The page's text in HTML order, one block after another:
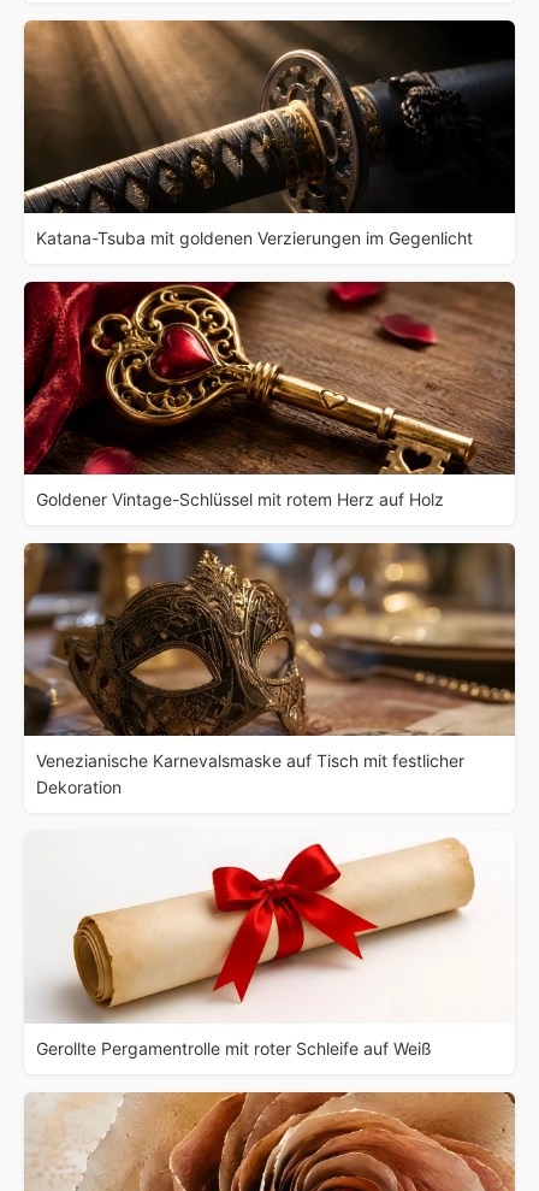
Katana-Tsuba mit goldenen Verzierungen im Gegenlicht
Goldener Vintage-Schlüssel mit rotem Herz auf Holz
Venezianische Karnevalsmaske auf Tisch mit festlicher
Dekoration
Gerollte Pergamentrolle mit roter Schleife auf Weiß